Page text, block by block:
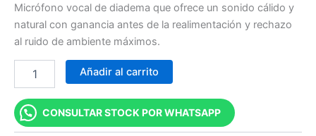
Micrófono vocal de diadema que ofrece un sonido cálido y
natural con ganancia antes de la realimentación y rechazo
al ruido de ambiente máximos.
Añadir al carrito
CONSULTAR STOCK POR WHATSAPP